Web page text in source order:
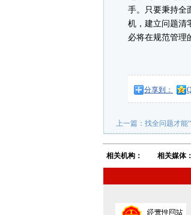
手。只要秉持全
机，建立问题清
必将在规范管理
分享到：
上一篇： 找全问题才能
相关机构： 相关媒体：